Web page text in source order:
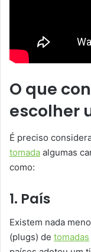
O que
escolher
É preciso
tomada algumas
como:
1. País
Existem nada
(plugs) de tomadas